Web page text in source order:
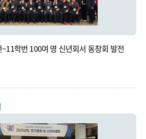
학번 100여 명 신년회서 동창회 발전